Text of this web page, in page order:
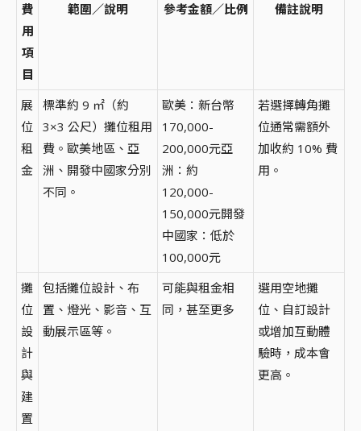
費
用
項
目
範圍／說明 參考金額／比例 備註說明
展
位
租
金
標準約 9 ㎡（約
3×3 公尺）攤位租用
費。歐美地區、亞
洲、開發中國家分別
不同。
歐美：新台幣
170,000-
200,000元亞
洲：約
120,000-
150,000元開發
中國家：低於
100,000元
若選擇轉角攤
位通常需額外
加收約 10% 費
用。
攤
位
設
計
與
建
置
包括攤位設計、布
置、燈光、影音、互
動展示區等。
可能與租金相
同，甚至更多
選用空地攤
位、自訂設計
或增加互動體
驗時，成本會
更高。